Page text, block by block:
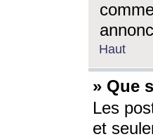
Haut
» Que
Les
et